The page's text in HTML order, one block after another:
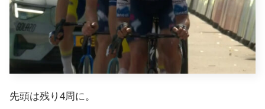
先頭は残り4周に。